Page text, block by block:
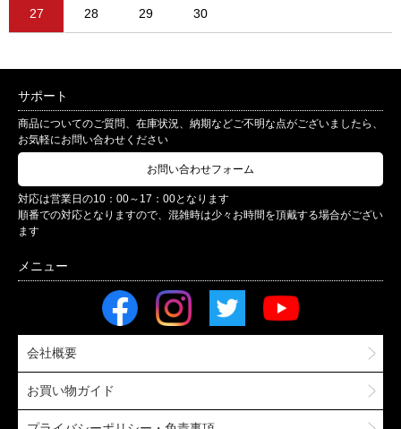
27 28 29 30
サポート
商品についてのご質問、在庫状況、納期などご不明な点がございましたら、
お気軽にお問い合わせください
お問い合わせフォーム
対応は営業日の10：00～17：00となります
順番での対応となりますので、混雑時は少々お時間を頂戴する場合がござい
ます
会社概要
お買い物ガイド